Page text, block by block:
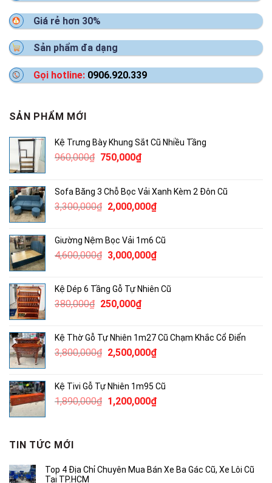
Giá rẻ hơn 30%
Sản phẩm đa dạng
Gọi hotline: 0906.920.339
SẢN PHẨM MỚI
Kệ Trưng Bày Khung Sắt Cũ Nhiều Tầng
960,000₫ Giá
960,000₫.
750,000₫Giá
là:
750,000₫.
Sofa Băng 3 Chỗ Bọc Vải Xanh Kèm 2 Đôn Cũ
3,300,000₫ Giá
3,300,000₫.
2,000,000₫Giá
là:
2,000,000₫.
Giường Nệm Bọc Vải 1m6 Cũ
4,600,000₫ Giá
4,600,000₫.
3,000,000₫Giá
là:
Kệ Dép 6 Tầng Gỗ Tự Nhiên Cũ
380,000₫ Giá
380,000₫.
250,000₫Giá
là:
250,000₫.
Kệ Thờ Gỗ Tự Nhiên 1m27 Cũ Chạm Khắc Cổ Điển
3,800,000₫ Giá
3,800,000₫.
2,500,000₫Giá
là:
2,500,000₫.
Kệ Tivi Gỗ Tự Nhiên 1m95 Cũ
1,890,000₫ Giá
1,200,000₫Giá
TIN TỨC MỚI
Top 4 Địa Chỉ Chuyên Mua Bán Xe Ba Gác Cũ, Xe Lôi Cũ
Tại TP.HCM